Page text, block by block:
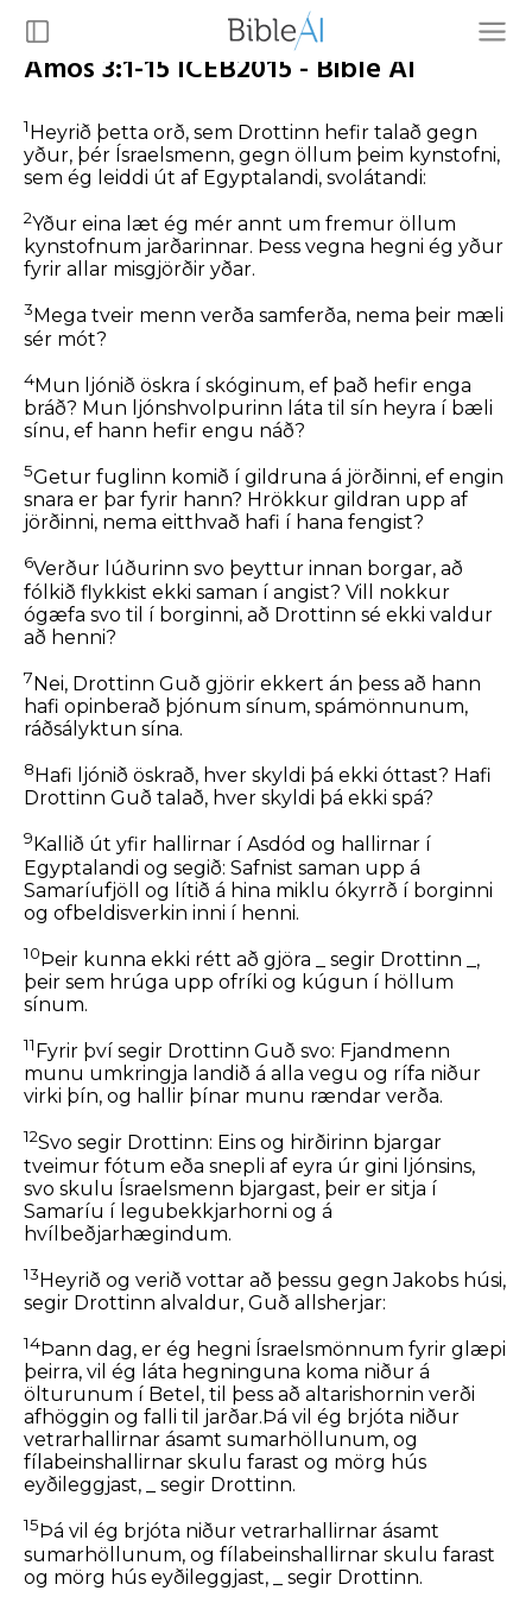
Amos 3:1-15 ICEB2015 - Bible AI
1Heyrið þetta orð, sem Drottinn hefir talað gegn
yður, þér Ísraelsmenn, gegn öllum þeim kynstofni,
sem ég leiddi út af Egyptalandi, svolátandi:
2Yður eina læt ég mér annt um fremur öllum
kynstofnum jarðarinnar. Þess vegna hegni ég yður
fyrir allar misgjörðir yðar.
3 Mega tveir menn verða samferða, nema þeir mæli
sér mót?
4Mun ljónið öskra í skóginum, ef það hefir enga
bráð? Mun ljónshvolpurinn láta til sín heyra í bæli
sínu, ef hann hefir engu náð?
5Getur fuglinn komið í gildruna á jörðinni, ef engin
snara er þar fyrir hann? Hrökkur gildran upp af
jörðinni, nema eitthvað hafi í hana fengist?
6Verður lúðurinn svo þeyttur innan borgar, að
fólkið flykkist ekki saman í angist? Vill nokkur
ógæfa svo til í borginni, að Drottinn sé ekki valdur
að henni?
7Nei, Drottinn Guð gjörir ekkert án þess að hann
hafi opinberað þjónum sínum, spámönnunum,
ráðsályktun sína.
8 Hafi ljónið öskrað, hver skyldi þá ekki óttast? Hafi
Drottinn Guð talað, hver skyldi þá ekki spá?
9 Kallið út yfir hallirnar í Asdód og hallirnar í
Egyptalandi og segið: Safnist saman upp á
Samaríufjöll og lítið á hina miklu ókyrrð í borginni
og ofbeldisverkin inni í henni.
10Þeir kunna ekki rétt að gjöra _ segir Drottinn _,
þeir sem hrúga upp ofríki og kúgun í höllum
sínum.
11 Fyrir því segir Drottinn Guð svo: Fjandmenn
munu umkringja landið á alla vegu og rífa niður
virki þín, og hallir þínar munu rændar verða.
12Svo segir Drottinn: Eins og hirðirinn bjargar
tveimur fótum eða snepli af eyra úr gini ljónsins,
svo skulu Ísraelsmenn bjargast, þeir er sitja í
Samaríu í legubekkjarhorni og á
hvílbeðjarhægindum.
13Heyrið og verið vottar að þessu gegn Jakobs húsi,
segir Drottinn alvaldur, Guð allsherjar:
14Þann dag, er ég hegni Ísraelsmönnum fyrir glæpi
þeirra, vil ég láta hegninguna koma niður á
ölturunum í Betel, til þess að altarishornin verði
afhöggin og falli til jarðar.Þá vil ég brjóta niður
vetrarhallirnar ásamt sumarhöllunum, og
fílabeinshallirnar skulu farast og mörg hús
eyðileggjast, _ segir Drottinn.
15 Þá vil ég brjóta niður vetrarhallirnar ásamt
sumarhöllunum, og fílabeinshallirnar skulu farast
og mörg hús eyðileggjast, _ segir Drottinn.